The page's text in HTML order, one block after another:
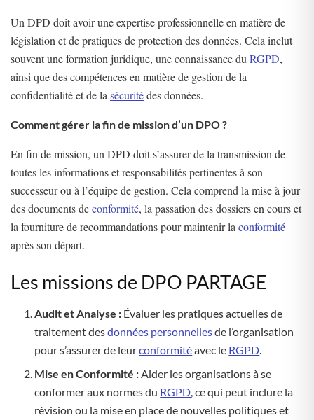
Un DPD doit avoir une expertise professionnelle en matière de
législation et de pratiques de protection des données. Cela inclut
souvent une formation juridique, une connaissance du RGPD,
ainsi que des compétences en matière de gestion de la
confidentialité et de la sécuritédes données.
Comment gérer la fin de mission d’un DPO ?
En fin de mission, un DPD doit s’assurer de la transmission de
toutes les informations et responsabilités pertinentes à son
successeur ou à l’équipe de gestion. Cela comprend la mise à jour
des documents deconformité, la passation des dossiers en cours et
la fourniture de recommandations pour maintenir la conformité
après son départ.
Les missions de DPO PARTAGE
Audit et Analyse : Évaluer les pratiques actuelles de
traitement desdonnées personnellesde l’organisation
pour s’assurer de leurconformitéavec le RGPD.
Mise en Conformité :Aider les organisations à se
conformer aux normes du RGPD, ce qui peut inclure la
révision ou la mise en place de nouvelles politiques et